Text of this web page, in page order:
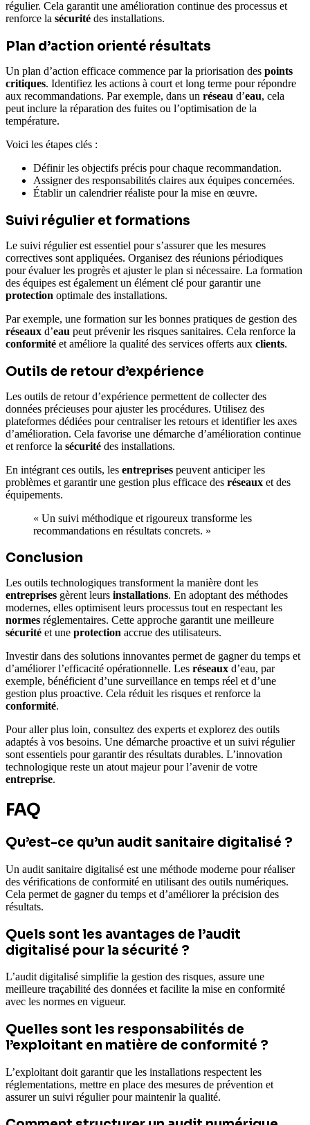
régulier. Cela garantit une amélioration continue des processus et
renforce la sécurité des installations.
Plan d’action orienté résultats
Un plan d’action efficace commence par la priorisation des points
critiques. Identifiez les actions à court et long terme pour répondre
aux recommandations. Par exemple, dans un réseau d’eau, cela
peut inclure la réparation des fuites ou l’optimisation de la
température.
Voici les étapes clés :
Définir les objectifs précis pour chaque recommandation.
Assigner des responsabilités claires aux équipes concernées.
Établir un calendrier réaliste pour la mise en œuvre.
Suivi régulier et formations
Le suivi régulier est essentiel pour s’assurer que les mesures
correctives sont appliquées. Organisez des réunions périodiques
pour évaluer les progrès et ajuster le plan si nécessaire. La formation
des équipes est également un élément clé pour garantir une
protection optimale des installations.
Par exemple, une formation sur les bonnes pratiques de gestion des
réseaux d’eau peut prévenir les risques sanitaires. Cela renforce la
conformité et améliore la qualité des services offerts aux clients.
Outils de retour d’expérience
Les outils de retour d’expérience permettent de collecter des
données précieuses pour ajuster les procédures. Utilisez des
plateformes dédiées pour centraliser les retours et identifier les axes
d’amélioration. Cela favorise une démarche d’amélioration continue
et renforce la sécurité des installations.
En intégrant ces outils, les entreprises peuvent anticiper les
problèmes et garantir une gestion plus efficace des réseaux et des
équipements.
« Un suivi méthodique et rigoureux transforme les
recommandations en résultats concrets. »
Conclusion
Les outils technologiques transforment la manière dont les
entreprises gèrent leurs installations. En adoptant des méthodes
modernes, elles optimisent leurs processus tout en respectant les
normes réglementaires. Cette approche garantit une meilleure
sécurité et une protection accrue des utilisateurs.
Investir dans des solutions innovantes permet de gagner du temps et
d’améliorer l’efficacité opérationnelle. Les réseaux d’eau, par
exemple, bénéficient d’une surveillance en temps réel et d’une
gestion plus proactive. Cela réduit les risques et renforce la
conformité.
Pour aller plus loin, consultez des experts et explorez des outils
adaptés à vos besoins. Une démarche proactive et un suivi régulier
sont essentiels pour garantir des résultats durables. L’innovation
technologique reste un atout majeur pour l’avenir de votre
entreprise.
FAQ
Qu’est-ce qu’un audit sanitaire digitalisé ?
Un audit sanitaire digitalisé est une méthode moderne pour réaliser
des vérifications de conformité en utilisant des outils numériques.
Cela permet de gagner du temps et d’améliorer la précision des
résultats.
Quels sont les avantages de l’audit
digitalisé pour la sécurité ?
L’audit digitalisé simplifie la gestion des risques, assure une
meilleure traçabilité des données et facilite la mise en conformité
avec les normes en vigueur.
Quelles sont les responsabilités de
l’exploitant en matière de conformité ?
L’exploitant doit garantir que les installations respectent les
réglementations, mettre en place des mesures de prévention et
assurer un suivi régulier pour maintenir la qualité.